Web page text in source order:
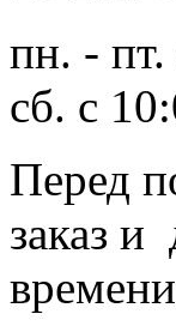
пн. -
сб. с
Перед
заказ и